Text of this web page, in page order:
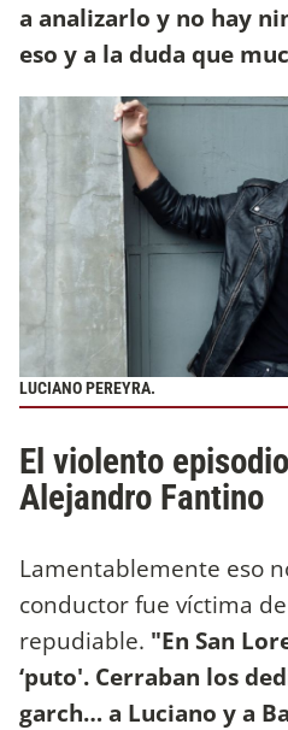
a analizarlo y no hay
eso y a la duda que
LUCIANO PEREYRA.
El violento
Alejandro Fantino
Lamentablemente eso
conductor fue víctima
repudiable. "En San
‘puto'. Cerraban los
garch… a Luciano y a